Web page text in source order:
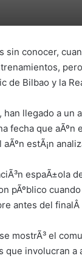
sin conocer,
de Bilbao y la
han llegado a un
fecha que
aÃºn estÃ¡n
espaÃ±ola
pÃºblico
antes del
mostrÃ³ el
que involucran a